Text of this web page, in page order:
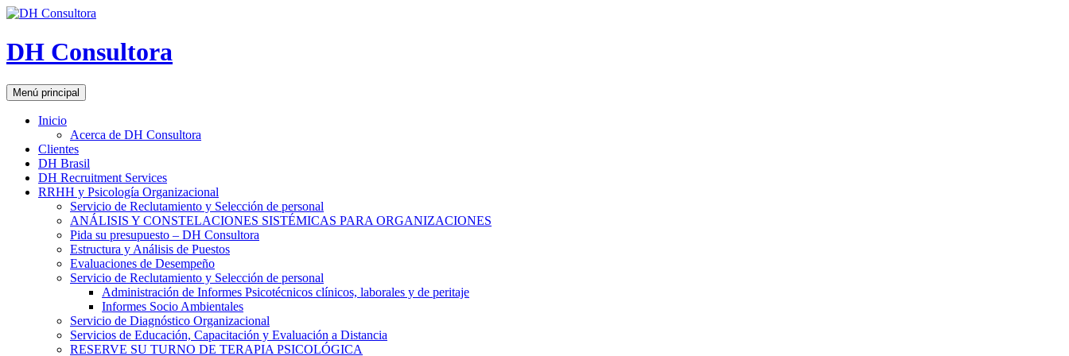
DH Consultora
Buscar
Menú principal
Saltar
al
Inicio
Acerca de DH Consultora
Clientes
DH Brasil
DH Recruitment Services
RRHH y Psicología Organizacional
Servicio de Reclutamiento y Selección de personal
ANÁLISIS Y CONSTELACIONES SISTÉMICAS PARA ORGANIZACIONES
Pida su presupuesto – DH Consultora
Estructura y Análisis de Puestos
Evaluaciones de Desempeño
Servicio de Reclutamiento y Selección de personal
Administración de Informes Psicotécnicos clínicos, laborales y de peritaje
Informes Socio Ambientales
Servicio de Diagnóstico Organizacional
Servicios de Educación, Capacitación y Evaluación a Distancia
RESERVE SU TURNO DE TERAPIA PSICOLÓGICA